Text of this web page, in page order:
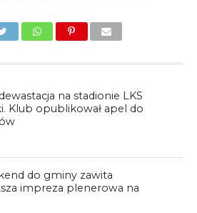
na stadionie LKS
Klub opublikował apel do
do gminy zawita
impreza plenerowa na